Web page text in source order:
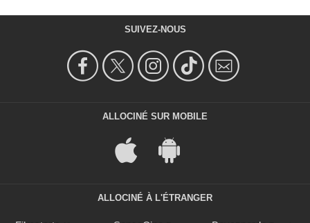
SUIVEZ-NOUS
ALLOCINÉ SUR MOBILE
ALLOCINÉ À L'ÉTRANGER